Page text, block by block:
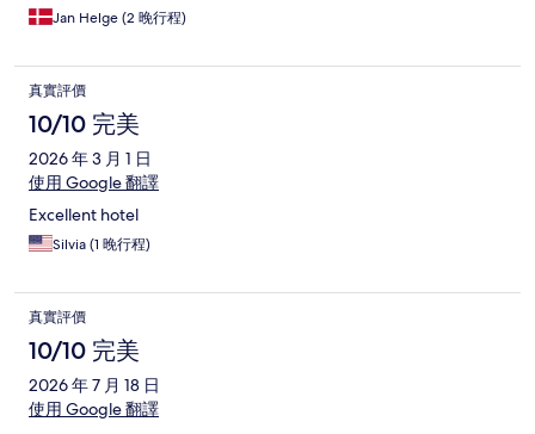
Jan Helge (2 晚行程)
真實評價
10/10 完美
2026 年 3 月 1 日
使用 Google 翻譯
Excellent hotel
Silvia (1 晚行程)
真實評價
10/10 完美
2026 年 7 月 18 日
使用 Google 翻譯